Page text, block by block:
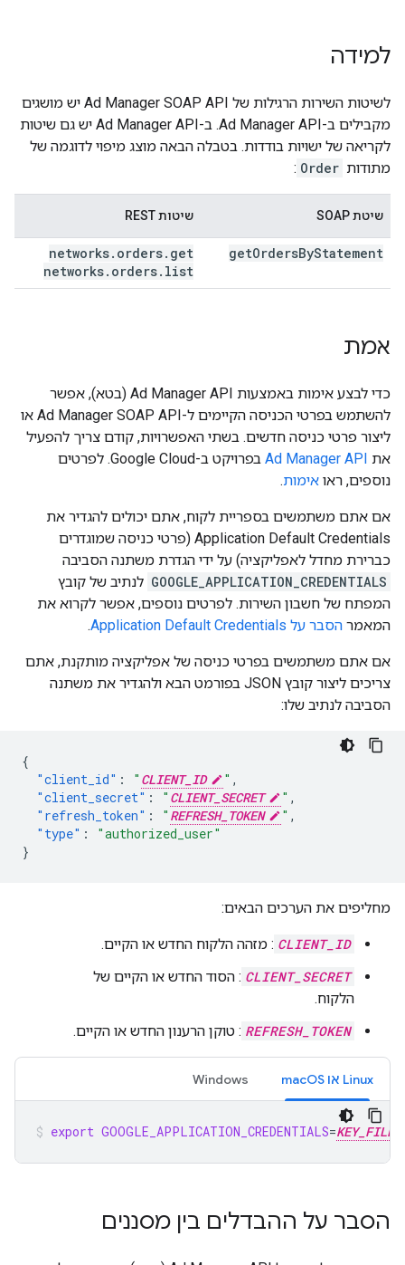
למידה
לשיטות השירות הרגילות של Ad Manager SOAP API יש מושגים
מקבילים ב-Ad Manager API. ב-Ad Manager API יש גם שיטות
לקריאה של ישויות בודדות. בטבלה הבאה מוצג מיפוי לדוגמה של
מתודות Order
:
שיטת SOAP שיטות REST
getOrdersByStatement
networks. orders. get
networks. orders. list
אמת
כדי לבצע אימות באמצעות Ad Manager API (בטא), אפשר
להשתמש בפרטי הכניסה הקיימים ל-Ad Manager SOAP API או
ליצור פרטי כניסה חדשים. בשתי האפשרויות, קודם צריך להפעיל
את Ad Manager API
בפרויקט ב-Google Cloud. לפרטים
נוספים, ראו אימות.
אם אתם משתמשים בספריית לקוח, אתם יכולים להגדיר את
Application Default Credentials (פרטי כניסה שמוגדרים
כברירת מחדל לאפליקציה) על ידי הגדרת משתנה הסביבה
GOOGLE_APPLICATION_CREDENTIALS לנתיב של קובץ
המפתח של חשבון השירות. לפרטים נוספים, אפשר לקרוא את
המאמר הסבר על Application Default Credentials .
אם אתם משתמשים בפרטי כניסה של אפליקציה מותקנת, אתם
צריכים ליצור קובץ JSON בפורמט הבא ולהגדיר את משתנה
הסביבה לנתיב שלו:
{
"client_id" : " CLIENT_ID " ,
"client_secret" : " CLIENT_SECRET " ,
"refresh_token" : " REFRESH_TOKEN " ,
"type" :
"authorized_user"
}
מחליפים את הערכים הבאים:
CLIENT_ID : מזהה הלקוח החדש או הקיים.
CLIENT_SECRET : הסוד החדש או הקיים של
הלקוח.
REFRESH_TOKEN : טוקן הרענון החדש או הקיים.
Linux או macOS Windows
export GOOGLE_APPLICATION_CREDENTIALS=
הסבר על ההבדלים בין מסננים